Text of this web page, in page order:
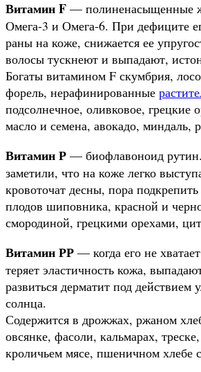
Витамин F — полиненасыщенные
Омега-3 и Омега-6. При дефиците
раны на коже, снижается ее
волосы тускнеют и выпадают,
Богаты витамином F скумбрия,
форель, нерафинированные
подсолнечное, оливковое, грецкие
масло и семена, авокадо, миндаль,
Витамин Р — биофлавоноид
заметили, что на коже легко
кровоточат десны, пора
плодов шиповника, красной и
смородиной, грецкими орехами,
Витамин РР — когда его не
теряет эластичность кожа,
развиться дерматит под действием
солнца.
Содержится в дрожжах, ржаном
овсянке, фасоли, кальмарах,
кроличьем мясе, пшеничном хлебе